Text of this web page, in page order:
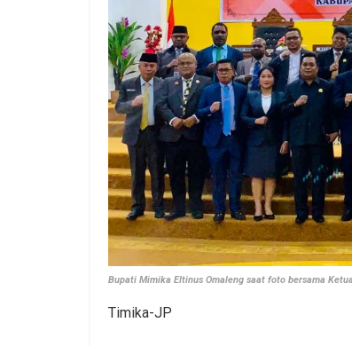
Bupati Mimika Eltinus Omaleng saat foto bersama
Timika-JP